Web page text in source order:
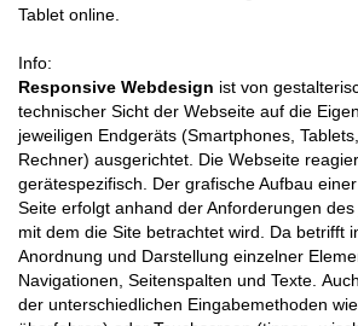
Tablet online.
Info:
Responsive Webdesign ist von
technischer Sicht der Webseite auf die
jeweiligen Endgeräts (Smartphones, Tablets,
Rechner) ausgerichtet. Die Webseite
gerätespezifisch. Der grafische Aufbau
Seite erfolgt anhand der Anforderungen des
mit dem die Site betrachtet wird. Da betrifft
Anordnung und Darstellung einzelner
Navigationen, Seitenspalten und Texte.
der unterschiedlichen Eingabemethoden